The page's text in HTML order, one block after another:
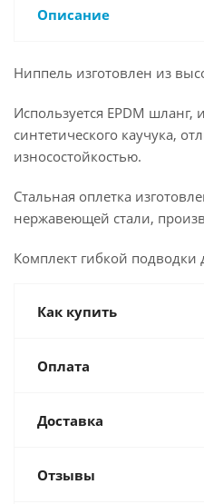
Описание
Ниппель изготовлен из
Используется EPDM шланг,
синтетического каучука,
износостойкостью.
Стальная оплетка
нержавеющей стали,
Комплект гибкой
Как купить
Оплата
Доставка
Отзывы